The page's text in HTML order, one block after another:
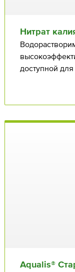
Нитрат
доступной
Aqualis®